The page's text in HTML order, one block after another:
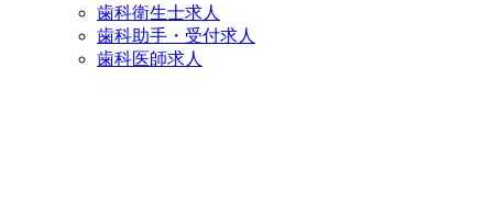
歯科衛生士求人
歯科助手・受付求人
歯科医師求人